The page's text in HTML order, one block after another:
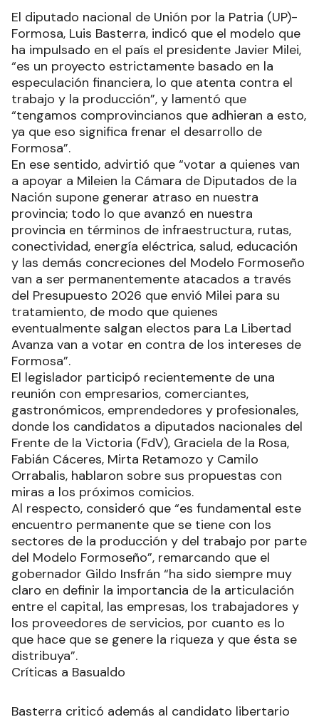
El diputado nacional de Unión por la Patria (UP)-
Formosa, Luis Basterra, indicó que el modelo que
ha impulsado en el país el presidente Javier Milei,
“es un proyecto estrictamente basado en la
especulación financiera, lo que atenta contra el
trabajo y la producción”, y lamentó que
“tengamos comprovincianos que adhieran a esto,
ya que eso significa frenar el desarrollo de
Formosa”.
En ese sentido, advirtió que “votar a quienes van
a apoyar a Mileien la Cámara de Diputados de la
Nación supone generar atraso en nuestra
provincia; todo lo que avanzó en nuestra
provincia en términos de infraestructura, rutas,
conectividad, energía eléctrica, salud, educación
y las demás concreciones del Modelo Formoseño
van a ser permanentemente atacados a través
del Presupuesto 2026 que envió Milei para su
tratamiento, de modo que quienes
eventualmente salgan electos para La Libertad
Avanza van a votar en contra de los intereses de
Formosa”.
El legislador participó recientemente de una
reunión con empresarios, comerciantes,
gastronómicos, emprendedores y profesionales,
donde los candidatos a diputados nacionales del
Frente de la Victoria (FdV), Graciela de la Rosa,
Fabián Cáceres, Mirta Retamozo y Camilo
Orrabalis, hablaron sobre sus propuestas con
miras a los próximos comicios.
Al respecto, consideró que “es fundamental este
encuentro permanente que se tiene con los
sectores de la producción y del trabajo por parte
del Modelo Formoseño”, remarcando que el
gobernador Gildo Insfrán “ha sido siempre muy
claro en definir la importancia de la articulación
entre el capital, las empresas, los trabajadores y
los proveedores de servicios, por cuanto es lo
que hace que se genere la riqueza y que ésta se
distribuya”.
Críticas a Basualdo
Basterra criticó además al candidato libertario